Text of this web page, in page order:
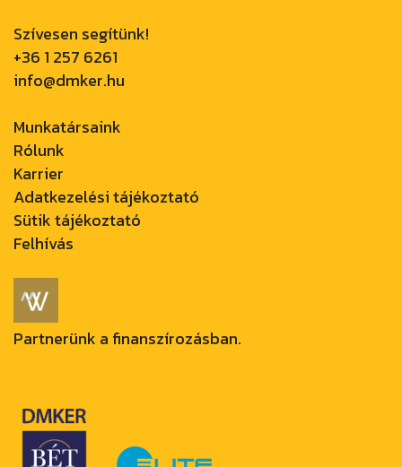
Szívesen segítünk!
+36 1 257 6261
info@dmker.hu
Munkatársaink
Rólunk
Karrier
Adatkezelési tájékoztató
Sütik tájékoztató
Felhívás
Partnerünk a finanszírozásban.